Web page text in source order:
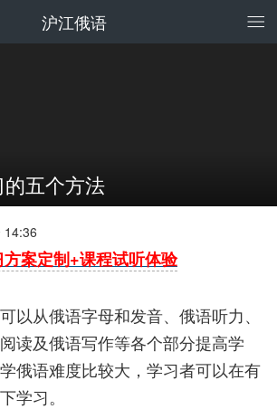
沪江俄语
五个方法
14:36
方案定制+课程试听体验
以从俄语字母和发音、俄语听力、
读及俄语写作等各个部分提高学
俄语难度比较大，学习者可以在有
学习。